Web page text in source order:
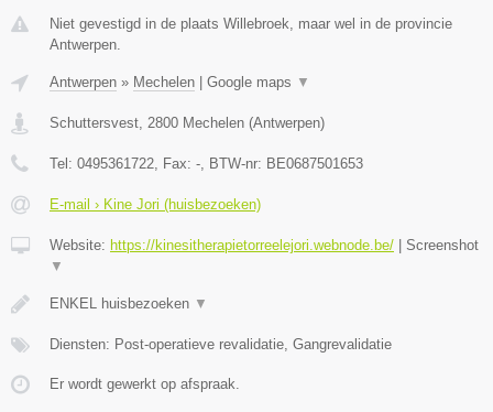
Niet gevestigd in de plaats Willebroek, maar wel in de provincie
Antwerpen.
Antwerpen » Mechelen Google maps ▼
Schuttersvest, 2800 Mechelen (Antwerpen)
Tel: 0495361722, Fax: -, BTW-nr: BE0687501653
E-mail › Kine Jori (huisbezoeken)
Website: https://kinesitherapietorreelejori.webnode.be/
Screenshot
▼
ENKEL huisbezoeken ▼
Diensten: Post-operatieve revalidatie, Gangrevalidatie
Er wordt gewerkt op afspraak.